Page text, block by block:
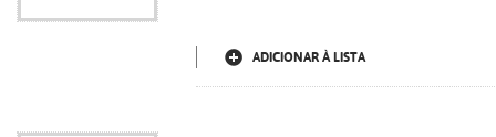
ADICIONAR À LISTA